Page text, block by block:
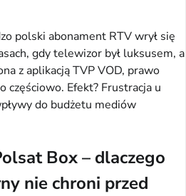
polski abonament RTV wrył się
gdy telewizor był luksusem, a
z aplikacją TVP VOD, prawo
częściowo. Efekt? Frustracja u
do budżetu mediów
Box – dlaczego
nie chroni przed